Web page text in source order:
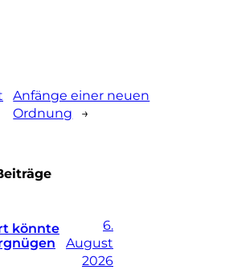
Anfänge einer neuen
Ordnung
→
könnte
6.
August
2026